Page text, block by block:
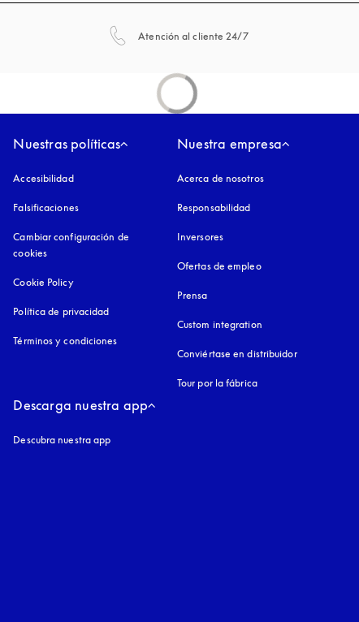
Atención al cliente 24/7apertura en una pestaña
Nuestras políticas
Accesibilidadapertura en una pestaña nueva
Falsificacionesapertura en una pestaña nueva
Cambiar configuración de
cookies
Cookie Policyapertura en una pestaña nueva
Política de privacidad
Términos y condiciones
Nuestra empresa
Acerca de nosotros
Responsabilidad
Inversores
Ofertas de empleo
Prensa
Custom integration
Conviértase en distribuidor
Tour por la fábrica
Descarga nuestra app
Descubra nuestra app